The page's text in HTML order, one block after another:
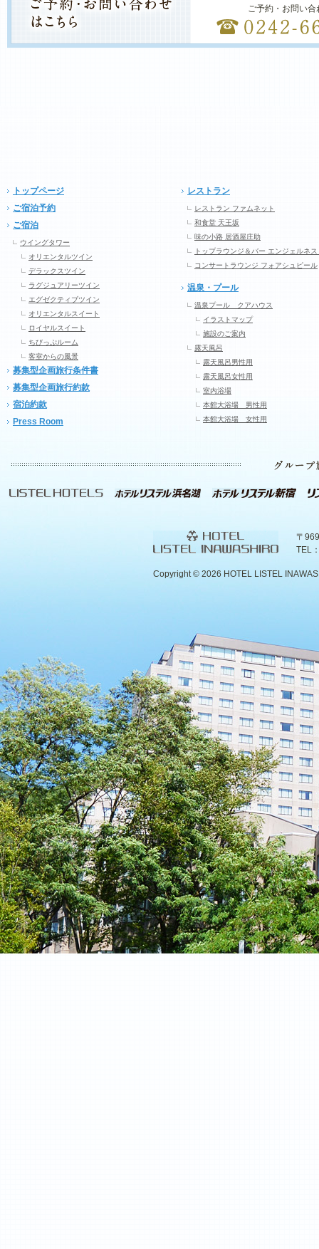
ご予約・お問い
トップページ
ご宿泊予約
ご宿泊
ウイングタワー
オリエンタルツイン
デラックスツイン
ラグジュアリーツイン
エグゼクティブツイン
オリエンタルスイート
ロイヤルスイート
ちびっぷルーム
客室からの風景
募集型企画旅行条件書
募集型企画旅行約款
宿泊約款
Press Room
レストラン
レストラン ファムネット
和食堂 天王坂
味の小路 居酒屋庄助
トップラウンジ＆バー エンジェルネス
コンサートラウンジ フォアシュピール
温泉・プール
温泉プール クアハウス
イラストマップ
施設のご案内
露天風呂
露天風呂男性用
露天風呂女性用
室内浴場
本館大浴場 男性用
本館大浴場 女性用
〒
TEL
Copyright © 2026 HOTEL LISTEL